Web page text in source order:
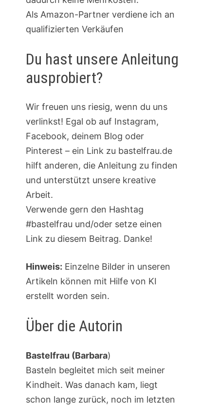
Als Amazon-Partner verdiene ich an
qualifizierten Verkäufen
Du hast unsere Anleitung
ausprobiert?
Wir freuen uns riesig, wenn du uns
verlinkst! Egal ob auf Instagram,
Facebook, deinem Blog oder
Pinterest – ein Link zu bastelfrau.de
hilft anderen, die Anleitung zu finden
und unterstützt unsere kreative
Arbeit.
Verwende gern den Hashtag
#bastelfrau und/oder setze einen
Link zu diesem Beitrag. Danke!
Hinweis: Einzelne Bilder in unseren
Artikeln können mit Hilfe von KI
erstellt worden sein.
Über die Autorin
Bastelfrau (Barbara)
Basteln begleitet mich seit meiner
Kindheit. Was danach kam, liegt
schon lange zurück, noch im letzten